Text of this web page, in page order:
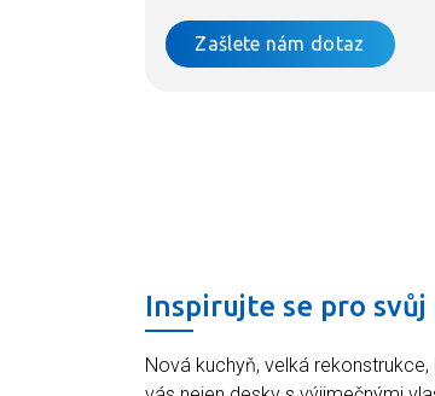
Zašlete nám dotaz
Inspirujte se pro
Nová kuchyň, velká